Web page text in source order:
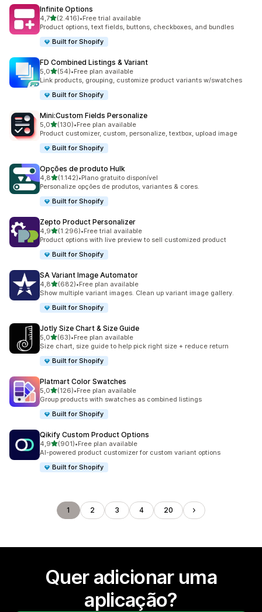
Infinite Options
4,7de 5 estrelas
(2.416)
2416 total de avaliações
•Free trial available
Product options, text fields, buttons, checkboxes, and bundles
Built for Shopify
FD Combined Listings & Variant
5,0de 5 estrelas
(54)
54 total de avaliações
•Free plan available
Link products, grouping, customize product variants w/swatches
Built for Shopify
Mini:Custom Fields Personalize
5,0de 5 estrelas
(130)
130 total de avaliações
•Free plan available
Product customizer, custom, personalize, textbox, upload image
Built for Shopify
Opções de produto Hulk
4,8de 5 estrelas
(1.142)
1142 total de avaliações
•Plano gratuito disponível
Personalize opções de produtos, variantes & cores.
Built for Shopify
Zepto Product Personalizer
4,9de 5 estrelas
(1.296)
1296 total de avaliações
•Free trial available
Product options with live preview to sell customized product
Built for Shopify
SA Variant Image Automator
4,8de 5 estrelas
(682)
682 total de avaliações
•Free plan available
Show multiple variant images. Clean up variant image gallery.
Built for Shopify
Jotly Size Chart & Size Guide
5,0de 5 estrelas
(63)
63 total de avaliações
•Free plan available
Size chart, size guide to help pick right size + reduce return
Built for Shopify
Platmart Color Swatches
5,0de 5 estrelas
(126)
126 total de avaliações
•Free plan available
Group products with swatches as combined listings
Built for Shopify
Qikify Custom Product Options
4,9de 5 estrelas
(901)
901 total de avaliações
•Free plan available
AI-powered product customizer for custom variant options
Built for Shopify
1 2 3 4 20
Quer adicionar uma
aplicação?